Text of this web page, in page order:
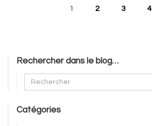
1 2 3 4
Rechercher dans le blog…
Catégories